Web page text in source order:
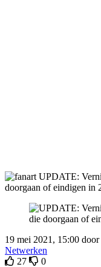
19 mei 2021, 15:00 door
Netwerken
27
0